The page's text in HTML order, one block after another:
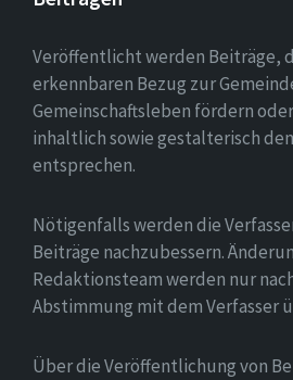
Veröffentlicht werden Beiträge,
erkennbaren Bezug zur
Gemeinschaftsleben fördern
inhaltlich sowie gestalterisch
entsprechen.
Nötigenfalls werden die
Beiträge nachzubessern.
Redaktionsteam werden nur
Abstimmung mit dem Verfasser
Über die Veröffentlichung von